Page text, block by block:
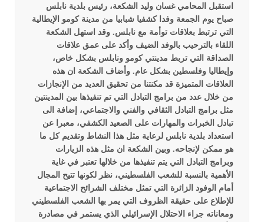
استقبل المحامي غسان وليد الشكعة، رئيس بلدية نابلس
صباح يوم الجمعة وفدا كشفيا شبابيا من مدينة كومو الإيطالية
التي ترتبط بعلاقات توأمة مع نابلس. وقد استهل الشكعة
اللقاء بالترحيب بالوفد الضيف وأكد على عمق علاقات
الصداقة التي تربط مدينتي كومو ونابلس بشكل خاص،
وإيطاليا وفلسطين بشكل عام. وأضاف الشكعة ان هذه
العلاقات المتميزة قد مكنتنا من تحقيق العديد من الإنجازات
من خلال عدد من برامج التبادل التي تم تنفيذها بين المدينتين
مثل برامج التبادل الثقافي والفني والاجتماعي، إضافة الى
تبادل الخبرات والمهارات على الصعيد الكشفي، معبرا عن
استعداد بلدية نابلس لرعاية مثل هذا النشاط وتقديم كل ما
هو ممكن لإنجاحه. وبين الشكعة ان مثل هذه الزيارات
وبرامج التبادل التي يتم تنفيذها من خلالها تعتبر في غاية
الأهمية بالنسبة للشعب الفلسطيني، نظر لكونها تتيح المجال
أمام الوفود الزائرة التي تمثل مختلف الشرائح الاجتماعية
للإطلاع على حقيقة الظروف التي يمر بها الشعب الفلسطيني
ومعاناته جراء الاحتلال الإسرائيلي الذي يستمر في مصادرة